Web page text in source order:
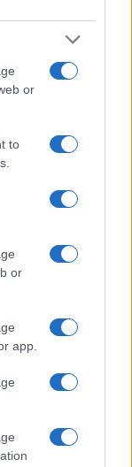
or
to
or
app.
20
Gallura per
tra Olbia e
ad Arzachena,
Avis Olbia al